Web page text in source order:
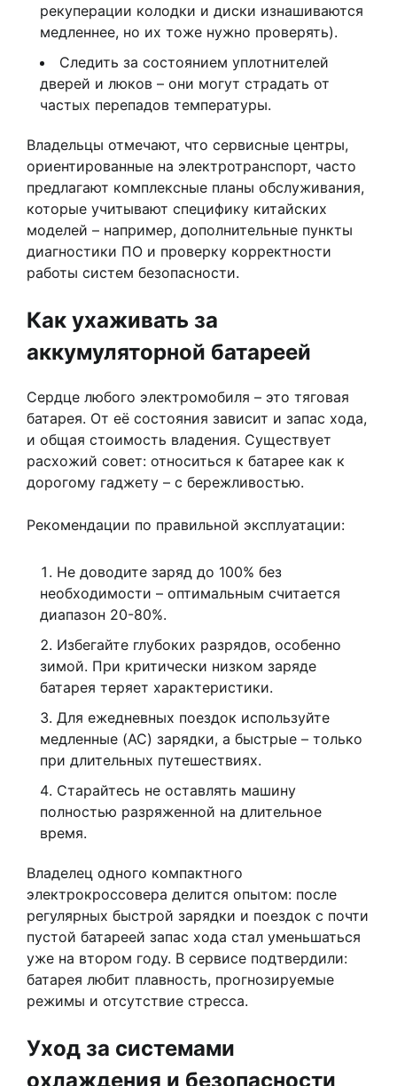
рекуперации колодки и диски изнашиваются
медленнее, но их тоже нужно проверять).
Следить за состоянием уплотнителей
дверей и люков – они могут страдать от
частых перепадов температуры.
Владельцы отмечают, что сервисные центры,
ориентированные на электротранспорт, часто
предлагают комплексные планы обслуживания,
которые учитывают специфику китайских
моделей – например, дополнительные пункты
диагностики ПО и проверку корректности
работы систем безопасности.
Как ухаживать за
аккумуляторной батареей
Сердце любого электромобиля – это тяговая
батарея. От её состояния зависит и запас хода,
и общая стоимость владения. Существует
расхожий совет: относиться к батарее как к
дорогому гаджету – с бережливостью.
Рекомендации по правильной эксплуатации:
Не доводите заряд до 100% без
необходимости – оптимальным считается
диапазон 20-80%.
Избегайте глубоких разрядов, особенно
зимой. При критически низком заряде
батарея теряет характеристики.
Для ежедневных поездок используйте
медленные (AC) зарядки, а быстрые – только
при длительных путешествиях.
Старайтесь не оставлять машину
полностью разряженной на длительное
время.
Владелец одного компактного
электрокроссовера делится опытом: после
регулярных быстрой зарядки и поездок с почти
пустой батареей запас хода стал уменьшаться
уже на втором году. В сервисе подтвердили:
батарея любит плавность, прогнозируемые
режимы и отсутствие стресса.
Уход за системами
охлаждения и безопасности